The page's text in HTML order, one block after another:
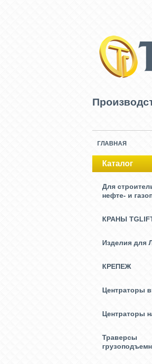
ГЛАВНАЯ
Каталог
Для
нефте- и
КРАНЫ
Изделия для
КРЕПЕЖ
Центраторы
Центраторы
Траверсы